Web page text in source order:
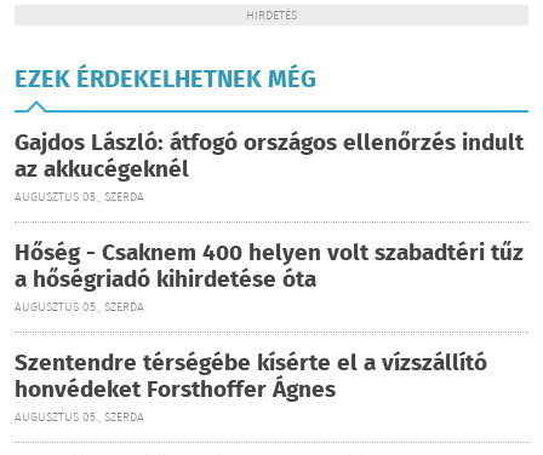
HIRDETÉS
EZEK ÉRDEKELHETNEK MÉG
Gajdos László: átfogó országos ellenőrzés indult
az akkucégeknél
AUGUSZTUS 05., SZERDA
Hőség - Csaknem 400 helyen volt szabadtéri tűz
a hőségriadó kihirdetése óta
AUGUSZTUS 05., SZERDA
Szentendre térségébe kísérte el a vízszállító
honvédeket Forsthoffer Ágnes
AUGUSZTUS 05., SZERDA